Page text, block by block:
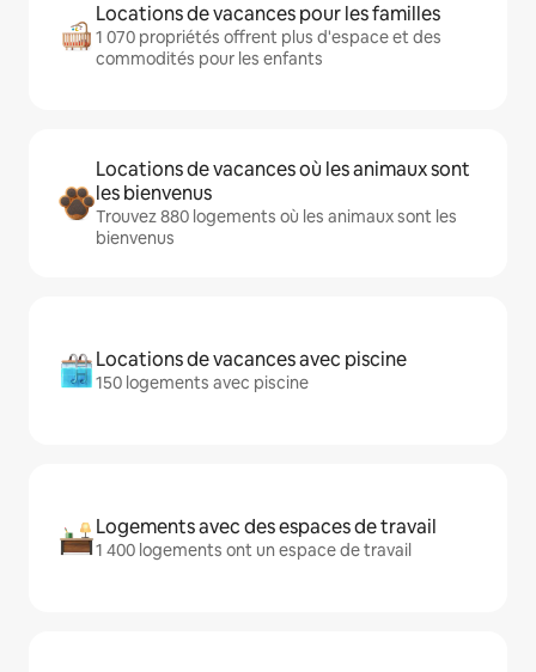
Locations de vacances pour les familles
1 070 propriétés offrent plus d'espace et des
commodités pour les enfants
Locations de vacances où les animaux sont
les bienvenus
Trouvez 880 logements où les animaux sont les
bienvenus
Locations de vacances avec piscine
150 logements avec piscine
Logements avec des espaces de travail
1 400 logements ont un espace de travail